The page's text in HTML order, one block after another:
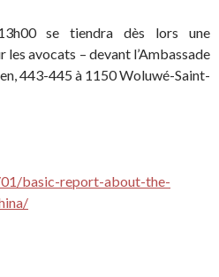
se tiendra dès lors une
avocats – devant l’Ambassade
443-445 à 1150 Woluwé-Saint-
basic-report-about-the-